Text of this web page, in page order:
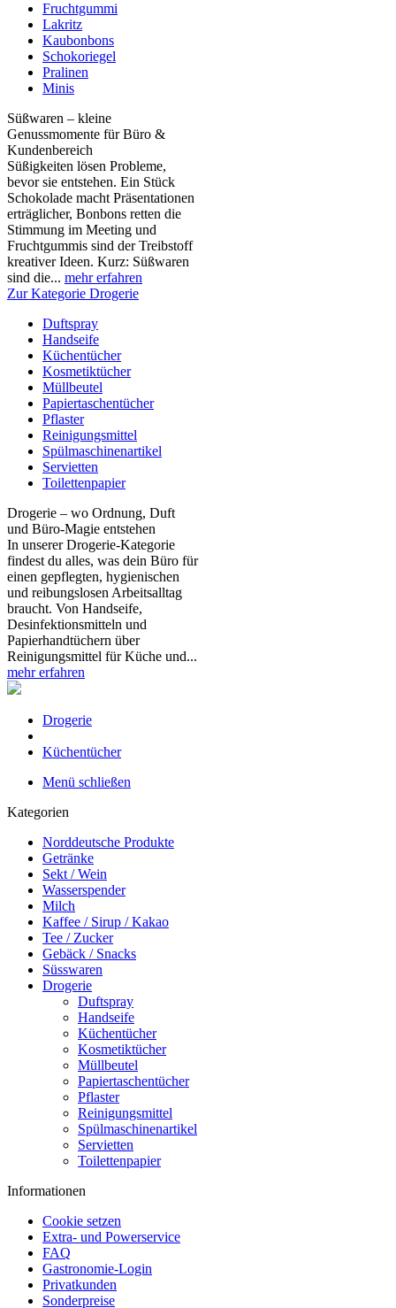
Fruchtgummi
Lakritz
Kaubonbons
Schokoriegel
Pralinen
Minis
Süßwaren – kleine
Genussmomente für Büro &
Kundenbereich
Süßigkeiten lösen Probleme,
bevor sie entstehen. Ein Stück
Schokolade macht Präsentationen
erträglicher, Bonbons retten die
Stimmung im Meeting und
Fruchtgummis sind der Treibstoff
kreativer Ideen. Kurz: Süßwaren
sind die... mehr erfahren
Zur Kategorie Drogerie
Duftspray
Handseife
Küchentücher
Kosmetiktücher
Müllbeutel
Papiertaschentücher
Pflaster
Reinigungsmittel
Spülmaschinenartikel
Servietten
Toilettenpapier
Drogerie – wo Ordnung, Duft
und Büro‑Magie entstehen
In unserer Drogerie‑Kategorie
findest du alles, was dein Büro für
einen gepflegten, hygienischen
und reibungslosen Arbeitsalltag
braucht. Von Handseife,
Desinfektionsmitteln und
Papierhandtüchern über
Reinigungsmittel für Küche und...
mehr erfahren
Drogerie
Küchentücher
Menü schließen
Kategorien
Norddeutsche Produkte
Getränke
Sekt / Wein
Wasserspender
Milch
Kaffee / Sirup / Kakao
Tee / Zucker
Gebäck / Snacks
Süsswaren
Drogerie
Duftspray
Handseife
Küchentücher
Kosmetiktücher
Müllbeutel
Papiertaschentücher
Pflaster
Reinigungsmittel
Spülmaschinenartikel
Servietten
Toilettenpapier
Informationen
Cookie setzen
Extra- und Powerservice
FAQ
Gastronomie-Login
Privatkunden
Sonderpreise